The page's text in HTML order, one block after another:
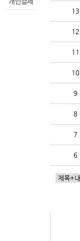
13
12
11
10
9
8
7
6